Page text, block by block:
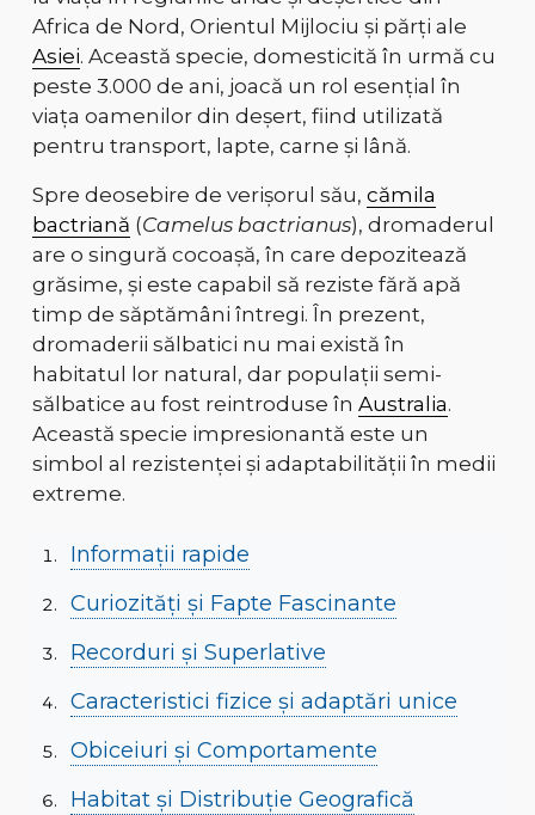
Africa de Nord, Orientul Mijlociu și părți ale
Asiei. Această specie, domesticită în urmă cu
peste 3.000 de ani, joacă un rol esențial în
viața oamenilor din deșert, fiind utilizată
pentru transport, lapte, carne și lână.
Spre deosebire de verișorul său, cămila
bactriană (Camelus bactrianus), dromaderul
are o singură cocoașă, în care depozitează
grăsime, și este capabil să reziste fără apă
timp de săptămâni întregi. În prezent,
dromaderii sălbatici nu mai există în
habitatul lor natural, dar populații semi-
sălbatice au fost reintroduse în Australia.
Această specie impresionantă este un
simbol al rezistenței și adaptabilității în medii
extreme.
Informații rapide
Curiozități și Fapte Fascinante
Recorduri și Superlative
Caracteristici fizice și adaptări unice
Obiceiuri și Comportamente
Habitat și Distribuție Geografică